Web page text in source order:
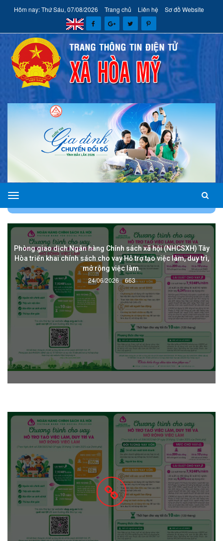
Hôm nay: Thứ Sáu, 07/08/2026 Trang chủ Liên hệ Sơ đồ Website
xã
Hòa
Mỹ
Phòng giao dịch Ngân hàng Chính sách xã hội (NHCSXH) Tây
Hòa triển khai chính sách cho vay Hỗ trợ tạo việc làm, duy trì,
mở rộng việc làm.
24/06/2026 663